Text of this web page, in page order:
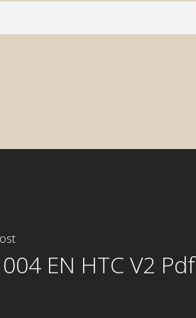
System
EN HTC V2 Pdf